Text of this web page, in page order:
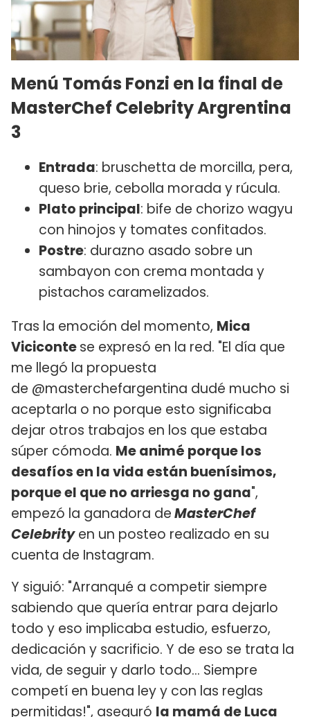
Menú Tomás Fonzi en la final de
MasterChef Celebrity Argrentina
3
Entrada: bruschetta de morcilla, pera,
queso brie, cebolla morada y rúcula.
Plato principal: bife de chorizo wagyu
con hinojos y tomates confitados.
Postre: durazno asado sobre un
sambayon con crema montada y
pistachos caramelizados.
Tras la emoción del momento, Mica
Vicicontese expresó en la red. "El día que
me llegó la propuesta
de @masterchefargentina dudé mucho si
aceptarla o no porque esto significaba
dejar otros trabajos en los que estaba
súper cómoda. Me animé porque los
desafíos en la vida están buenísimos,
porque el que no arriesga no gana",
empezó la ganadora deMasterChef
Celebrityen un posteo realizado en su
cuenta de Instagram.
Y siguió: "Arranqué a competir siempre
sabiendo que quería entrar para dejarlo
todo y eso implicaba estudio, esfuerzo,
dedicación y sacrificio. Y de eso se trata la
vida, de seguir y darlo todo... Siempre
competí en buena ley y con las reglas
permitidas!", aseguró la mamá de Luca